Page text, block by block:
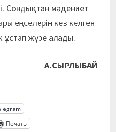
Сондықтан мәдениет
еңселерін кез келген
ұстап жүре алады.
А.СЫРЛЫБАЙ
Печать